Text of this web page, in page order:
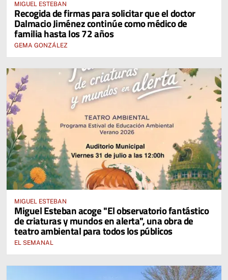
MIGUEL ESTEBAN
Recogida de firmas para solicitar que el doctor
Dalmacio Jiménez continúe como médico de
familia hasta los 72 años
GEMA GONZÁLEZ
MIGUEL ESTEBAN
Miguel Esteban acoge "El observatorio fantástico
de criaturas y mundos en alerta", una obra de
teatro ambiental para todos los públicos
EL SEMANAL